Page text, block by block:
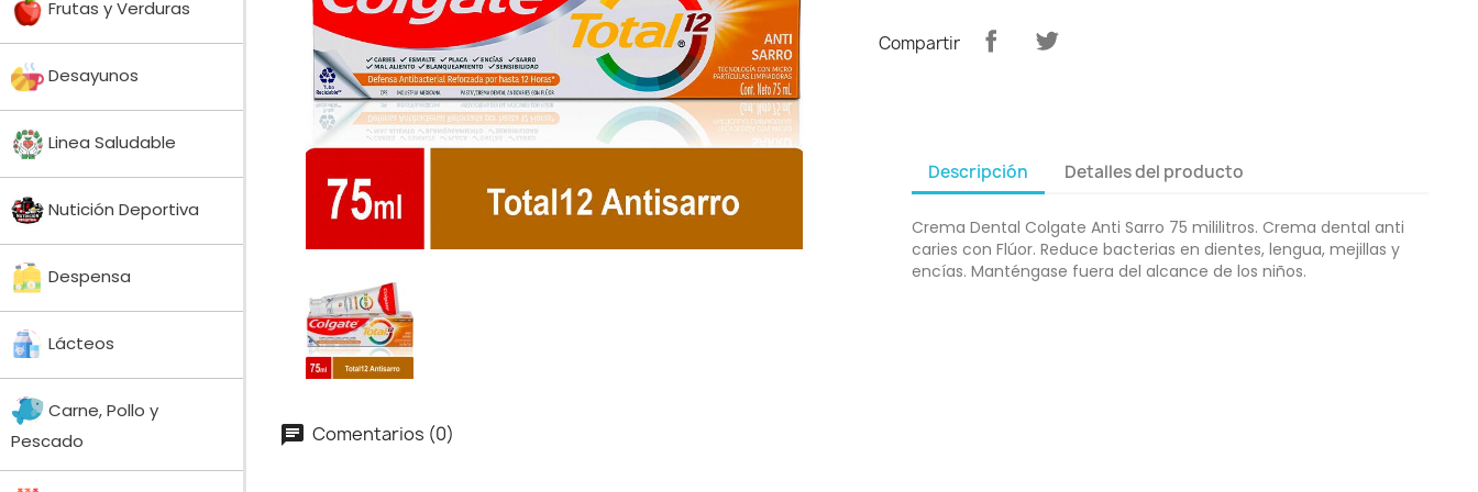
Frutas y Verduras
Desayunos
Linea Saludable
Nutición Deportiva
Despensa
Lácteos
Carne, Pollo y
Pescado
Compartir
Descripción Detalles del producto
Crema Dental Colgate Anti Sarro 75 mililitros. Crema dental anti
caries con Flúor. Reduce bacterias en dientes, lengua, mejillas y
encías. Manténgase fuera del alcance de los niños.
Comentarios (0)